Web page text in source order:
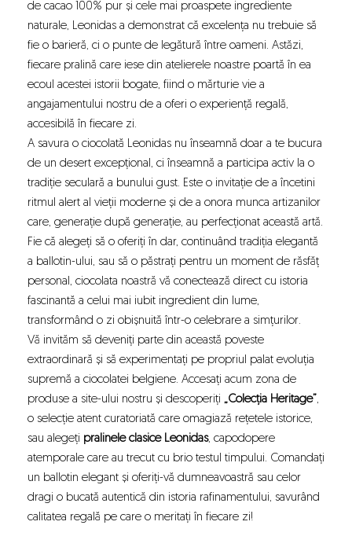
de cacao 100% pur și cele mai proaspete ingrediente
naturale, Leonidas a demonstrat că excelența nu trebuie să
fie o barieră, ci o punte de legătură între oameni. Astăzi,
fiecare pralină care iese din atelierele noastre poartă în ea
ecoul acestei istorii bogate, fiind o mărturie vie a
angajamentului nostru de a oferi o experiență regală,
accesibilă în fiecare zi.
A savura o ciocolată Leonidas nu înseamnă doar a te bucura
de un desert excepțional, ci înseamnă a participa activ la o
tradiție seculară a bunului gust. Este o invitație de a încetini
ritmul alert al vieții moderne și de a onora munca artizanilor
care, generație după generație, au perfecționat această artă.
Fie că alegeți să o oferiți în dar, continuând tradiția elegantă
a ballotin-ului, sau să o păstrați pentru un moment de răsfăț
personal, ciocolata noastră vă conectează direct cu istoria
fascinantă a celui mai iubit ingredient din lume,
transformând o zi obișnuită într-o celebrare a simțurilor.
Vă invităm să deveniți parte din această poveste
extraordinară și să experimentați pe propriul palat evoluția
supremă a ciocolatei belgiene. Accesați acum zona de
produse a site-ului nostru și descoperiți „Colecția Heritage” ,
o selecție atent curatoriată care omagiază rețetele istorice,
sau alegeți pralinele clasice Leonidas, capodopere
atemporale care au trecut cu brio testul timpului. Comandați
un ballotin elegant și oferiți-vă dumneavoastră sau celor
dragi o bucată autentică din istoria rafinamentului, savurând
calitatea regală pe care o meritați în fiecare zi!